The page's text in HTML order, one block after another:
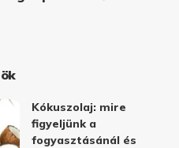
Kókuszolaj: mire
figyeljünk a
fogyasztásánál és